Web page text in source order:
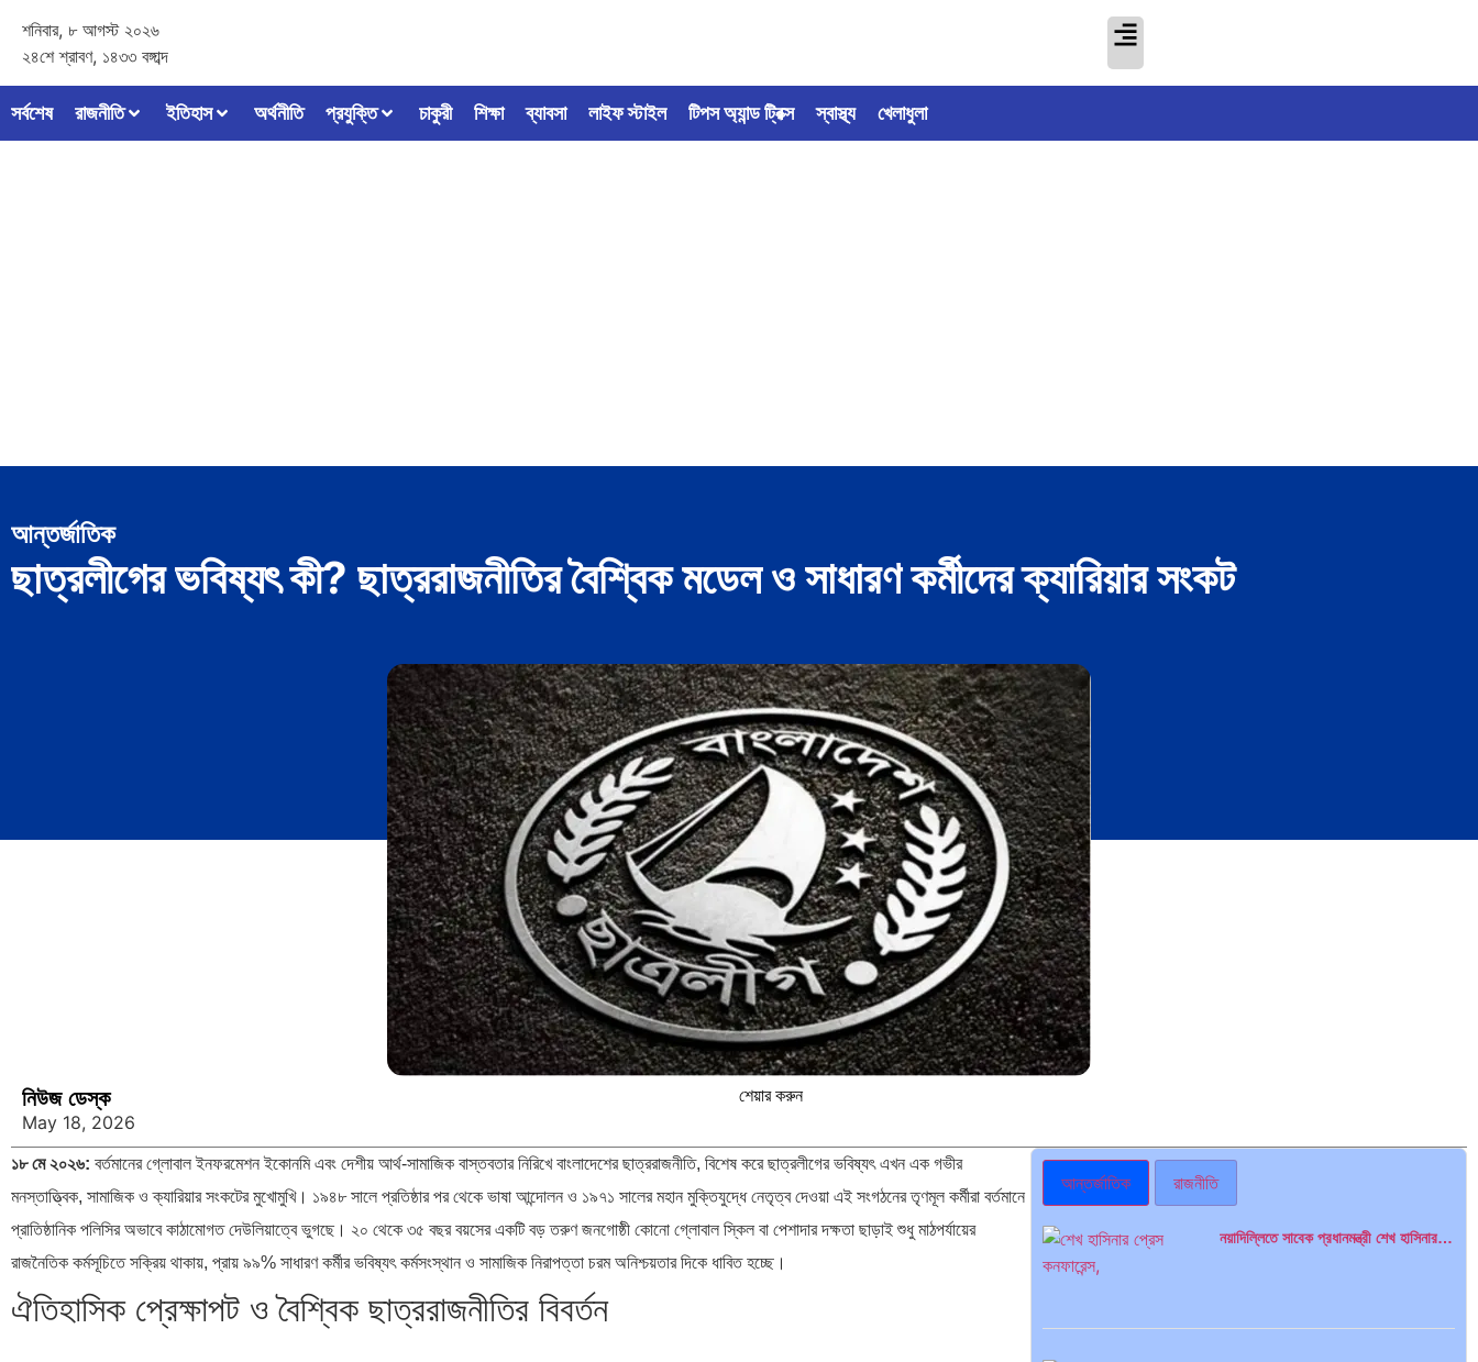
শনিবার, ৮ আগস্ট ২০২৬
২৪শে শ্রাবণ, ১৪৩৩ বঙ্গাব্দ
সর্বশেষ রাজনীতি ইতিহাস অর্থনীতি প্রযুক্তি চাকুরী শিক্ষা ব্যাবসা লাইফ স্টাইল টিপস অ্যান্ড ট্রিক্স স্বাস্থ্য খেলাধুলা
আন্তর্জাতিক
ছাত্রলীগের ভবিষ্যৎ কী? ছাত্ররাজনীতির বৈশ্বিক মডেল ও সাধারণ কর্মীদের ক্যারিয়ার সংকট
নিউজ ডেস্ক
May 18, 2026
শেয়ার করুন
১৮ মে ২০২৬: বর্তমানের গ্লোবাল ইনফরমেশন ইকোনমি এবং দেশীয় আর্থ-সামাজিক বাস্তবতার নিরিখে বাংলাদেশের ছাত্ররাজনীতি, বিশেষ করে ছাত্রলীগের ভবিষ্যৎ এখন এক গভীর
মনস্তাত্ত্বিক, সামাজিক ও ক্যারিয়ার সংকটের মুখোমুখি। ১৯৪৮ সালে প্রতিষ্ঠার পর থেকে ভাষা আন্দোলন ও ১৯৭১ সালের মহান মুক্তিযুদ্ধে নেতৃত্ব দেওয়া এই সংগঠনের তৃণমূল কর্মীরা বর্তমানে
প্রাতিষ্ঠানিক পলিসির অভাবে কাঠামোগত দেউলিয়াত্বে ভুগছে। ২০ থেকে ৩৫ বছর বয়সের একটি বড় তরুণ জনগোষ্ঠী কোনো গ্লোবাল স্কিল বা পেশাদার দক্ষতা ছাড়াই শুধু মাঠপর্যায়ের
রাজনৈতিক কর্মসূচিতে সক্রিয় থাকায়, প্রায় ৯৯% সাধারণ কর্মীর ভবিষ্যৎ কর্মসংস্থান ও সামাজিক নিরাপত্তা চরম অনিশ্চয়তার দিকে ধাবিত হচ্ছে।
ঐতিহাসিক প্রেক্ষাপট ও বৈশ্বিক ছাত্ররাজনীতির বিবর্তন
আন্তর্জাতিক রাজনীতি
নয়াদিল্লিতে সাবেক প্রধানমন্ত্রী শেখ হাসিনার…